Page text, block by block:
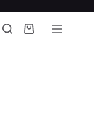
Shopping